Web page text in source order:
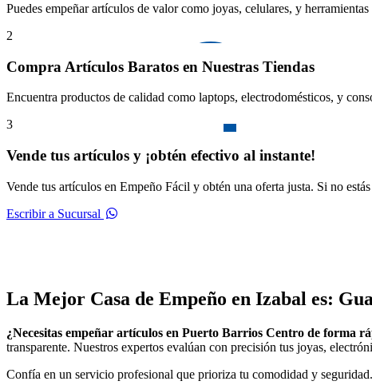
Puedes empeñar artículos de valor como joyas, celulares, y
2
Compra Artículos Baratos en Nuestras Tiendas
Encuentra productos de calidad como laptops, electrodomésticos, y
3
Vende tus artículos y ¡obtén efectivo al instante!
Vende tus artículos en Empeño Fácil y obtén una oferta justa. Si no
Escribir a Sucursal
La Mejor Casa de Empeño en Izabal es:
¿Necesitas empeñar artículos en Puerto Barrios Centro de forma
transparente. Nuestros expertos evalúan con precisión tus joyas,
Confía en un servicio profesional que prioriza tu comodidad y